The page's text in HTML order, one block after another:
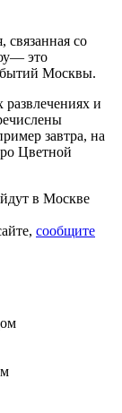
связанная со
это
Москвы.
и
завтра, на
Цветной
в Москве
сообщите